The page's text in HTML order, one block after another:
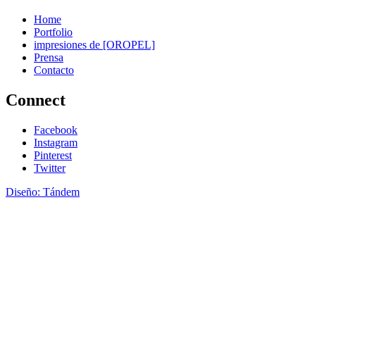
Home
Portfolio
impresiones de [OROPEL]
Prensa
Contacto
Connect
Facebook
Instagram
Pinterest
Twitter
Diseño: Tándem